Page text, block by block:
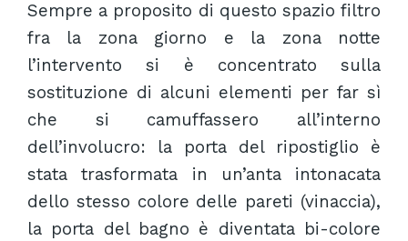
Sempre a proposito di questo spazio filtro
fra la zona giorno e la zona notte
l’intervento si è concentrato sulla
sostituzione di alcuni elementi per far sì
che si camuffassero all’interno
dell’involucro: la porta del ripostiglio è
stata trasformata in un’anta intonacata
dello stesso colore delle pareti (vinaccia),
la porta del bagno è diventata bi-colore